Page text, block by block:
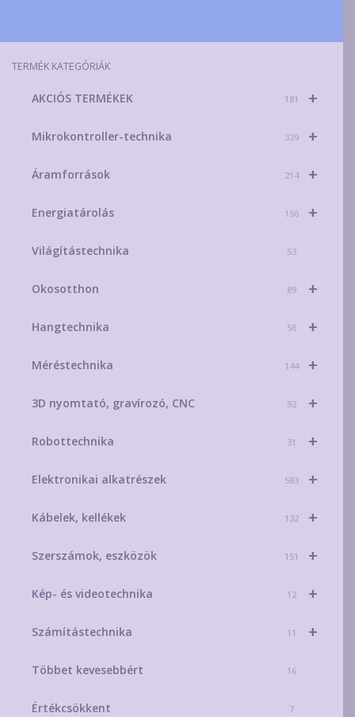
TERMÉK KATEGÓRIÁK
+
AKCIÓS TERMÉKEK 181
+
Mikrokontroller-technika 329
+
Áramforrások 214
+
Energiatárolás 156
Világítástechnika 53
+
Okosotthon 89
+
Hangtechnika 50
+
Méréstechnika 144
+
3D nyomtató, gravírozó, CNC 92
+
Robottechnika 31
+
Elektronikai alkatrészek 583
+
Kábelek, kellékek 132
+
Szerszámok, eszközök 151
+
Kép- és videotechnika 12
+
Számítástechnika 11
Többet kevesebbért 16
Értékcsökkent 7